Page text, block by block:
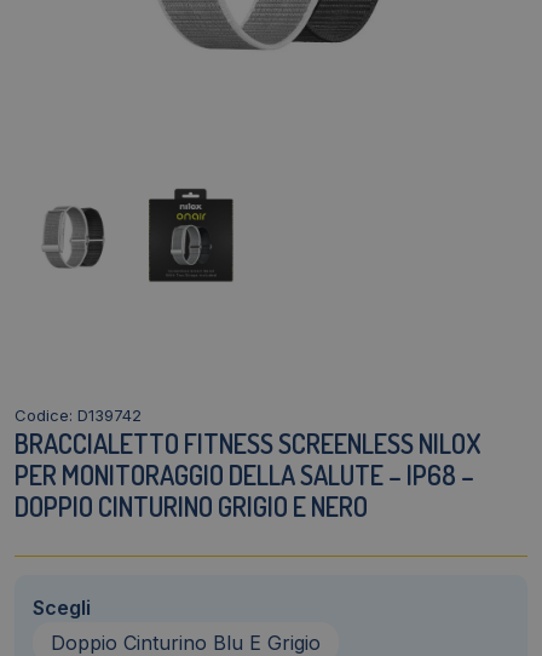
Codice: D139742
BRACCIALETTO FITNESS SCREENLESS NILOX
PER MONITORAGGIO DELLA SALUTE – IP68 –
DOPPIO CINTURINO GRIGIO E NERO
Scegli
Doppio Cinturino Blu E Grigio